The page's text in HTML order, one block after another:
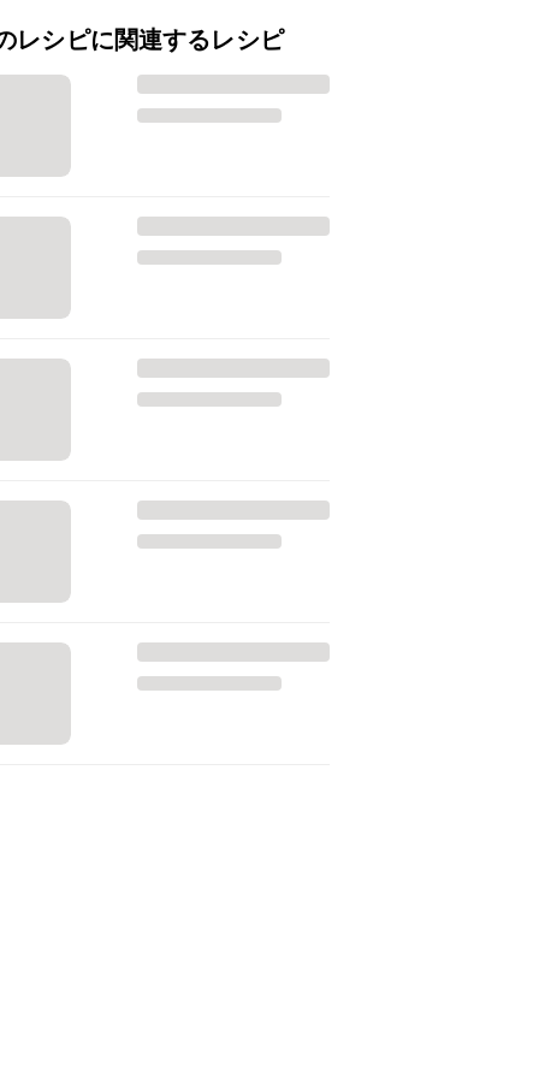
レシピに関連するレシピ